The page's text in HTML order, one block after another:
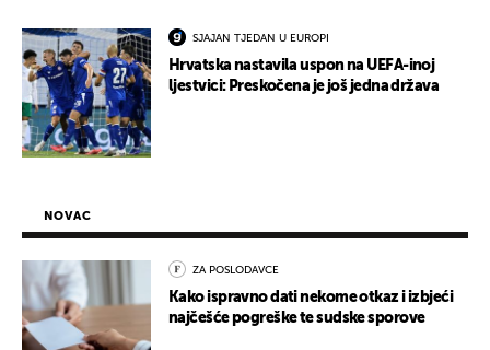
SJAJAN TJEDAN U EUROPI
Hrvatska nastavila uspon na UEFA-inoj
ljestvici: Preskočena je još jedna država
NOVAC
ZA POSLODAVCE
Kako ispravno dati nekome otkaz i izbjeći
najčešće pogreške te sudske sporove